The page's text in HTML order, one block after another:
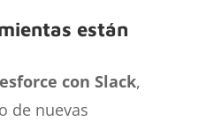
están
con Slack,
de nuevas